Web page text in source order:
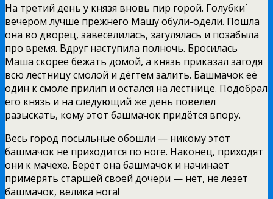
На третий день у князя вновь пир горой. Голубки´
вечером лучше прежнего Машу обули-одели. Пошла
она во дворец, завеселилась, загулялась и позабыла
про время. Вдруг наступила полночь. Бросилась
Маша скорее бежать домой, а князь приказал загодя
всю лестницу смолой и дёгтем залить. Башмачок её
один к смоле прилип и остался на лестнице. Подобрал
его князь и на следующий же день повелел
разыскать, кому этот башмачок придётся впору.
Весь город посыльные обошли — никому этот
башмачок не приходится по ноге. Наконец, приходят
они к мачехе. Берёт она башмачок и начинает
примерять старшей своей дочери — нет, не лезет
башмачок, велика нога!